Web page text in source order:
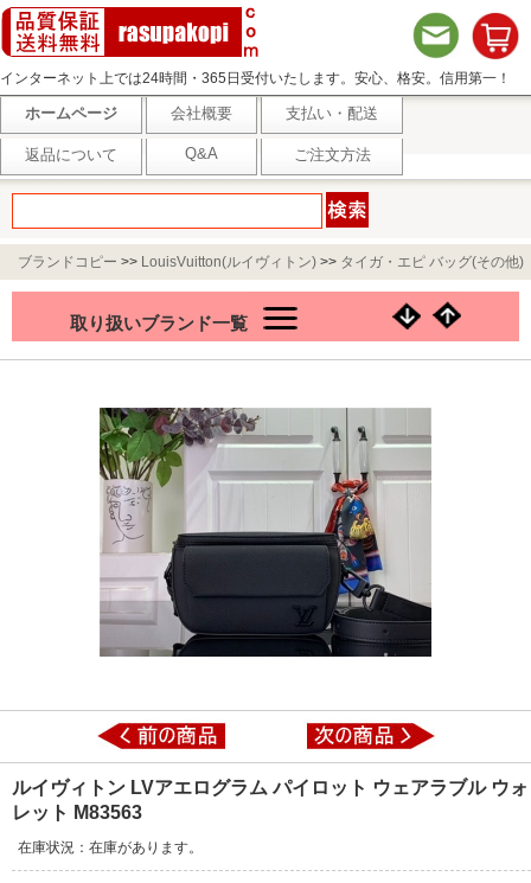
インターネット上では24時間・365日受付いたします。安心、格安。信用第一！
ホームページ 会社概要 支払い・配送
返品について Q&A ご注文方法
ブランドコピー >> LouisVuitton(ルイヴィトン) >> タイガ・エピ バッグ(その他)
ルイヴィトン LVアエログラム パイロット ウェアラブル ウォレット M83563
取り扱いブランド一覧
ルイヴィトン LVアエログラム パイロット ウェアラブル ウォ
レット M83563
在庫状況：在庫があります。